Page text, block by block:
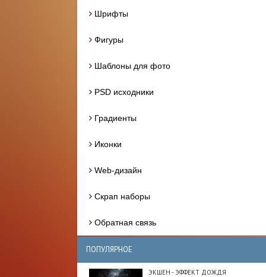
Шрифты
Фигуры
Шаблоны для фото
PSD исходники
Градиенты
Иконки
Web-дизайн
Скрап наборы
Обратная связь
ПОПУЛЯРНОЕ
ЭКШЕН - ЭФФЕКТ ДОЖДЯ